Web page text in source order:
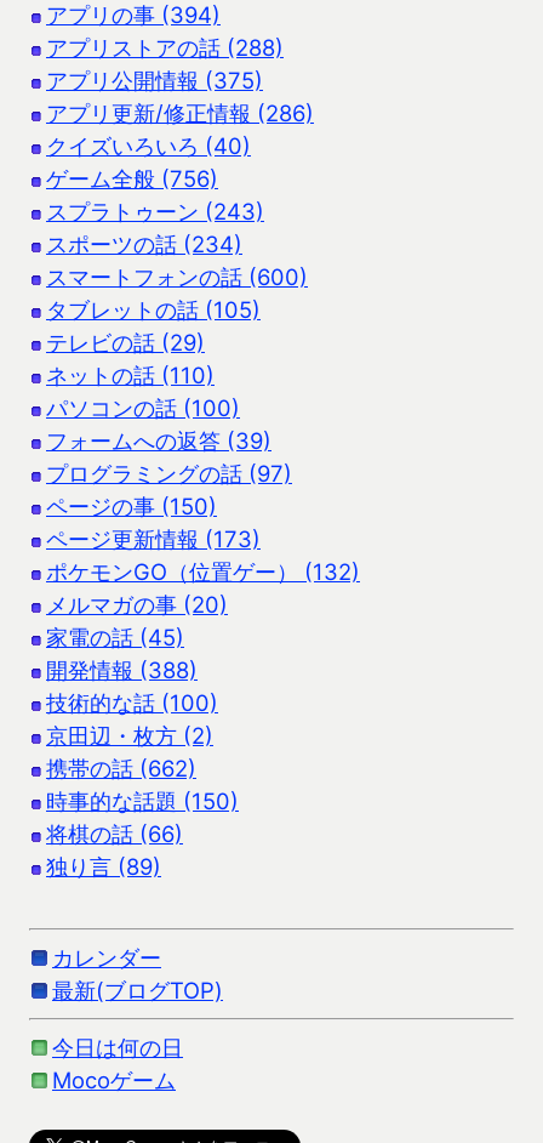
アプリの事 (394)
アプリストアの話 (288)
アプリ公開情報 (375)
アプリ更新/修正情報 (286)
クイズいろいろ (40)
ゲーム全般 (756)
スプラトゥーン (243)
スポーツの話 (234)
スマートフォンの話 (600)
タブレットの話 (105)
テレビの話 (29)
ネットの話 (110)
パソコンの話 (100)
フォームへの返答 (39)
プログラミングの話 (97)
ページの事 (150)
ページ更新情報 (173)
ポケモンGO（位置ゲー） (132)
メルマガの事 (20)
家電の話 (45)
開発情報 (388)
技術的な話 (100)
京田辺・枚方 (2)
携帯の話 (662)
時事的な話題 (150)
将棋の話 (66)
独り言 (89)
カレンダー
最新(ブログTOP)
今日は何の日
Mocoゲーム